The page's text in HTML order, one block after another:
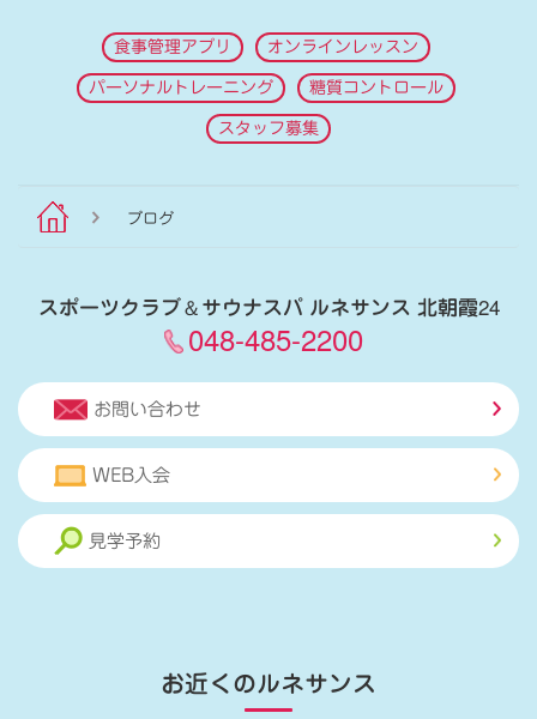
食事管理アプリ オンラインレッスン
パーソナルトレーニング 糖質コントロール
スタッフ募集
ブログ
スポーツクラブ＆サウナスパ ルネサンス 北朝霞24
048-485-2200
お問い合わせ
WEB入会
見学予約
お近くのルネサンス